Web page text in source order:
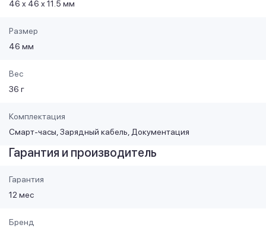
46 x 46 x 11.5 мм
Размер
46 мм
Вес
36 г
Комплектация
Смарт-часы, Зарядный кабель, Документация
Гарантия и производитель
Гарантия
12 мес
Бренд